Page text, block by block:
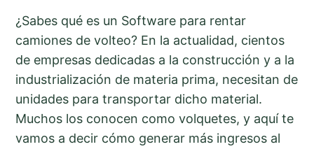
¿Sabes qué es un Software para rentar
camiones de volteo? En la actualidad, cientos
de empresas dedicadas a la construcción y a la
industrialización de materia prima, necesitan de
unidades para transportar dicho material.
Muchos los conocen como volquetes, y aquí te
vamos a decir cómo generar más ingresos al